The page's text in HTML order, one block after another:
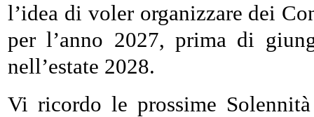
l’idea di voler organizzare dei
per l’anno 2027, prima di
nell’estate 2028.
Vi ricordo le prossime